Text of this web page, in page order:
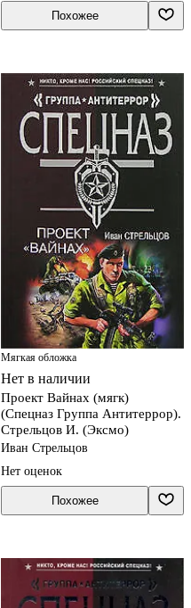
Похожее
Мягкая обложка
Нет в наличии
Проект Вайнах (мягк)
(Спецназ Группа Антитеррор).
Стрельцов И. (Эксмо)
Иван Стрельцов
Нет оценок
Похожее